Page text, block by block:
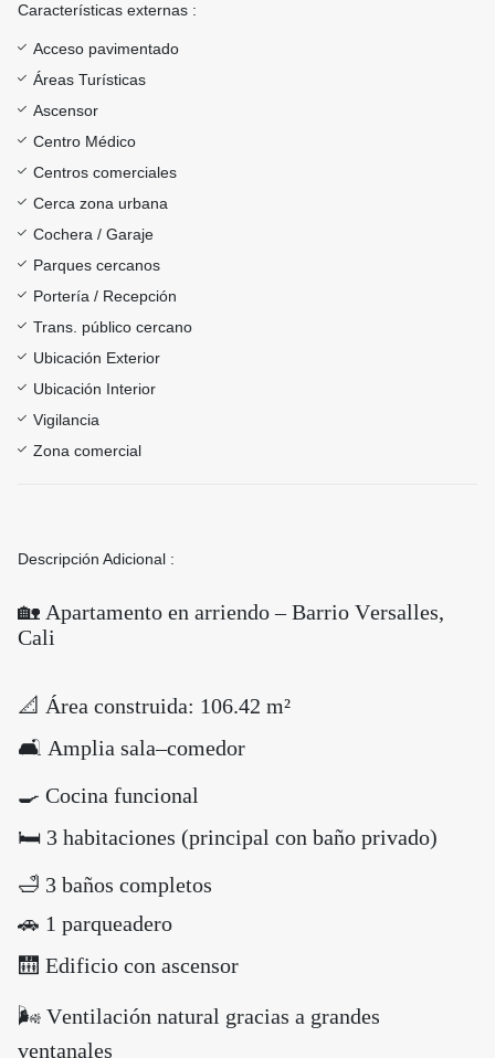
Características externas :
Acceso pavimentado
Áreas Turísticas
Ascensor
Centro Médico
Centros comerciales
Cerca zona urbana
Cochera / Garaje
Parques cercanos
Portería / Recepción
Trans. público cercano
Ubicación Exterior
Ubicación Interior
Vigilancia
Zona comercial
Descripción Adicional :
🏡 Apartamento en arriendo – Barrio Versalles,
Cali
📐 Área construida: 106.42 m²
🛋️ Amplia sala–comedor
🍳 Cocina funcional
🛏️ 3 habitaciones (principal con baño privado)
🛁 3 baños completos
🚗 1 parqueadero
🛗 Edificio con ascensor
🌬️ Ventilación natural gracias a grandes
ventanales